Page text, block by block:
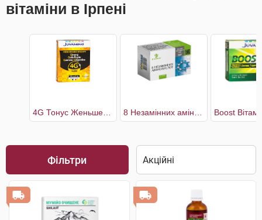
вітаміни в Ірпені
Фільтри